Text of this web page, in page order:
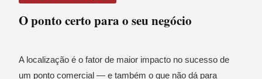
O ponto certo para o seu negócio
A localização é o fator de maior impacto no sucesso de
um ponto comercial — e também o que não dá para